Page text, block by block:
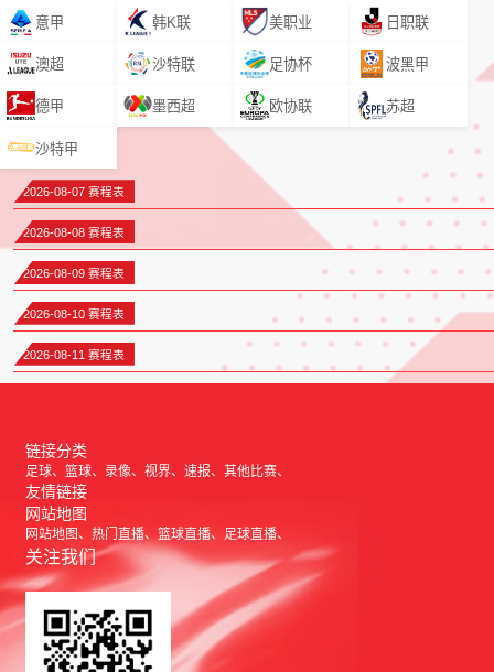
意甲 韩K联 美职业 日职联
澳超 沙特联 足协杯 波黑甲
德甲 墨西超 欧协联 苏超
沙特甲
2026-08-07 赛程表
2026-08-08 赛程表
2026-08-09 赛程表
2026-08-10 赛程表
2026-08-11 赛程表
链接分类
足球 篮球 录像 视界 速报 其他比赛
友情链接
网站地图
网站地图 热门直播 篮球直播 足球直播
关注我们